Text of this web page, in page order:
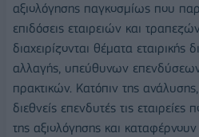
αξιολόγησης παγκοσμίως που
επιδόσεις εταιρειών και
διαχειρίζονται θέματα εταιρικής
αλλαγής, υπεύθυνων
πρακτικών. Κατόπιν της
διεθνείς επενδυτές τις
της αξιολόγησης και